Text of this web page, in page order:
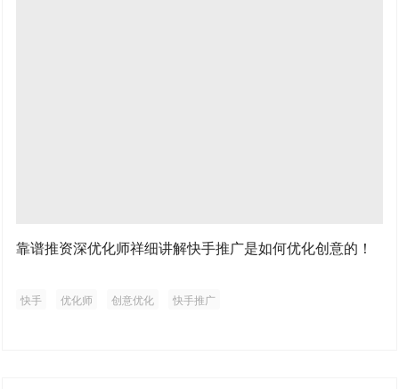
靠谱推资深优化师祥细讲解快手推广是如何优化创意的！
快手 优化师 创意优化 快手推广